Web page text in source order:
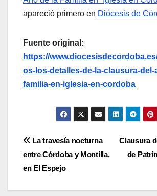
apareció primero en Diócesis de
Fuente original:
https://
os-los-detalles-de-la-clausura-del-
familia-en-iglesia-en-cordoba
Navegación
de
entradas
Clausura
de
La travesía nocturna
entre Córdoba y Montilla,
en El Espejo